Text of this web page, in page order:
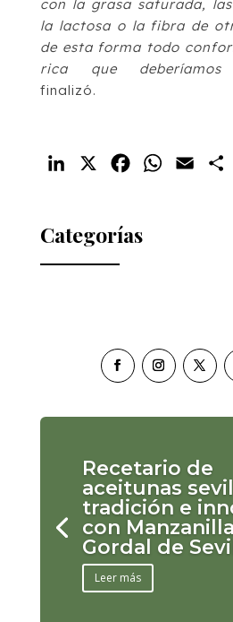
con la grasa saturada,
la lactosa o la fibra de
de esta forma todo
rica que deberíamos
finalizó.
LinkedIn FacebookWhatsApp
Email
Categorías
Recetario de
aceitunas
tradición e
con
Gordal de
Leer más